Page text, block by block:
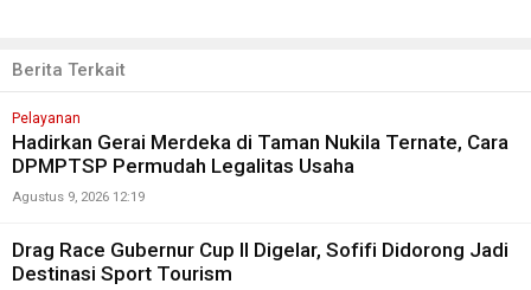
Berita Terkait
Pelayanan
Hadirkan Gerai Merdeka di Taman Nukila Ternate, Cara
DPMPTSP Permudah Legalitas Usaha
Agustus 9, 2026 12:19
Drag Race Gubernur Cup II Digelar, Sofifi Didorong Jadi
Destinasi Sport Tourism